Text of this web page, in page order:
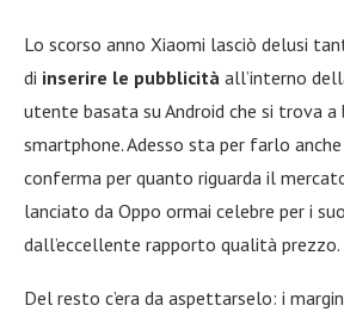
Lo scorso anno Xiaomi lasciò delusi
di inserire le pubblicità all’interno
utente basata su Android che si trova a
smartphone. Adesso sta per farlo anche
conferma per quanto riguarda il
lanciato da Oppo ormai celebre per i
dall’eccellente rapporto qualità prezzo.
Del resto c’era da aspettarselo: i